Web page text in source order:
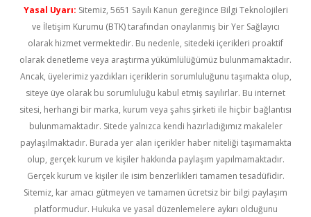
Yasal Uyarı: Sitemiz, 5651 Sayılı Kanun gereğince Bilgi Teknolojileri
ve İletişim Kurumu (BTK) tarafından onaylanmış bir Yer Sağlayıcı
olarak hizmet vermektedir. Bu nedenle, sitedeki içerikleri proaktif
olarak denetleme veya araştırma yükümlülüğümüz bulunmamaktadır.
Ancak, üyelerimiz yazdıkları içeriklerin sorumluluğunu taşımakta olup,
siteye üye olarak bu sorumluluğu kabul etmiş sayılırlar. Bu internet
sitesi, herhangi bir marka, kurum veya şahıs şirketi ile hiçbir bağlantısı
bulunmamaktadır. Sitede yalnızca kendi hazırladığımız makaleler
paylaşılmaktadır. Burada yer alan içerikler haber niteliği taşımamakta
olup, gerçek kurum ve kişiler hakkında paylaşım yapılmamaktadır.
Gerçek kurum ve kişiler ile isim benzerlikleri tamamen tesadüfidir.
Sitemiz, kar amacı gütmeyen ve tamamen ücretsiz bir bilgi paylaşım
platformudur. Hukuka ve yasal düzenlemelere aykırı olduğunu